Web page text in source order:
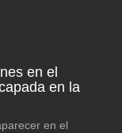
en el
en la
en el